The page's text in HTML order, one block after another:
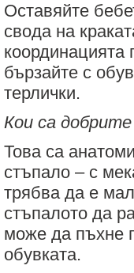
Оставяйте
свода на
бързайте с
терлички.
Кои са
Това са
стъпало – с
трябва да е
стъпалото да
може да пъхне
обувката.